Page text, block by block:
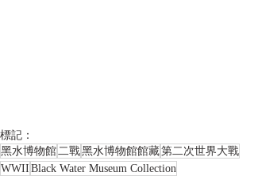
標記：
黑水博物館二戰黑水博物館館藏第二次世界大戰
WWII Black Water Museum Collection